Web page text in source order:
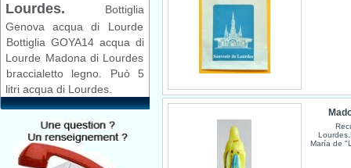
Lourdes.
Bottiglia
Genova acqua di Lourde
Bottiglia GOYA14 acqua di
Lourde Madona di Lourdes
braccialetto legno.
Può 5
litri acqua di Lourdes.
María de